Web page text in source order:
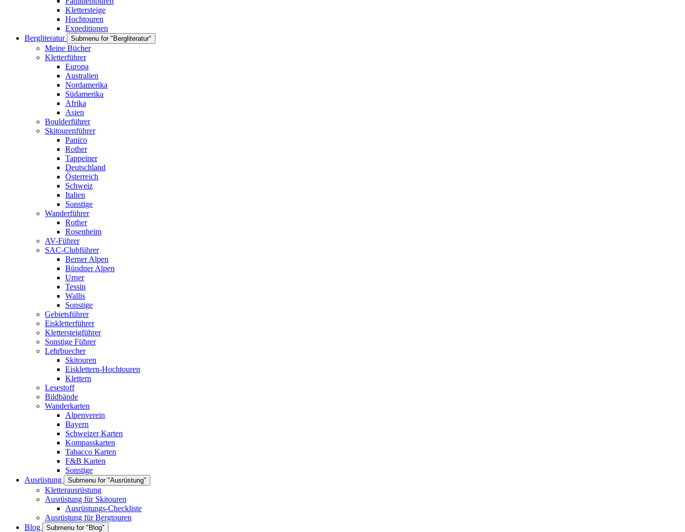
Klettersteige
Hochtouren
Expeditionen
Bergliteratur
Submenu for "Bergliteratur"
Meine Bücher
Kletterführer
Europa
Australien
Nordamerika
Südamerika
Afrika
Asien
Boulderführer
Skitourenführer
Panico
Rother
Tappeiner
Deutschland
Österreich
Schweiz
Italien
Sonstige
Wanderführer
Rother
Rosenheim
AV-Führer
SAC-Clubführer
Berner Alpen
Bündner Alpen
Urner
Tessin
Wallis
Sonstige
Gebietsführer
Eiskletterführer
Klettersteigführer
Sonstige Führer
Lehrbuecher
Skitouren
Eisklettern-Hochtouren
Klettern
Lesestoff
Bildbände
Wanderkarten
Alpenverein
Bayern
Schweizer Karten
Kompasskarten
Tabacco Karten
F&B Karten
Sonstige
Ausrüstung
Submenu for "Ausrüstung"
Kletterausrüstung
Ausrüstung für Skitouren
Ausrüstungs-Checkliste
Ausrüstung für Bergtouren
Blog
Submenu for "Blog"